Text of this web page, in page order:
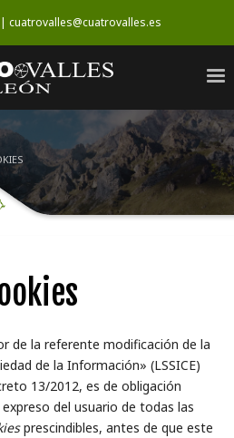
cuatrovalles@cuatrovalles.es
de la referente modificación de la
de la Información» (LSSICE)
13/2012, es de obligación
del usuario de todas las
prescindibles, antes de que este